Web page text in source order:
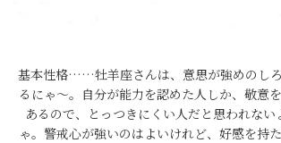
基本性格……牡羊座さんは、意思が強めのし
るにゃ～。自分が能力を認めた人しか、敬意
あるので、とっつきにくい人だと思われない
ゃ。警戒心が強いのはよいけれど、好感を持